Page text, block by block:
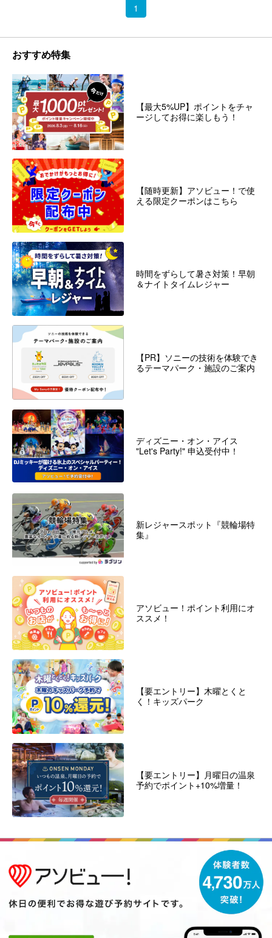
1
おすすめ特集
【最大5%UP】ポイントをチャ
ージしてお得に楽しもう！
【随時更新】アソビュー！で使
える限定クーポンはこちら
時間をずらして暑さ対策！早朝
＆ナイトタイムレジャー
【PR】ソニーの技術を体験でき
るテーマパーク・施設のご案内
ディズニー・オン・アイス
"Let's Party!" 申込受付中！
新レジャースポット『競輪場特
集』
アソビュー！ポイント利用にオ
ススメ！
【要エントリー】木曜とくと
く！キッズパーク
【要エントリー】月曜日の温泉
予約でポイント+10%増量！